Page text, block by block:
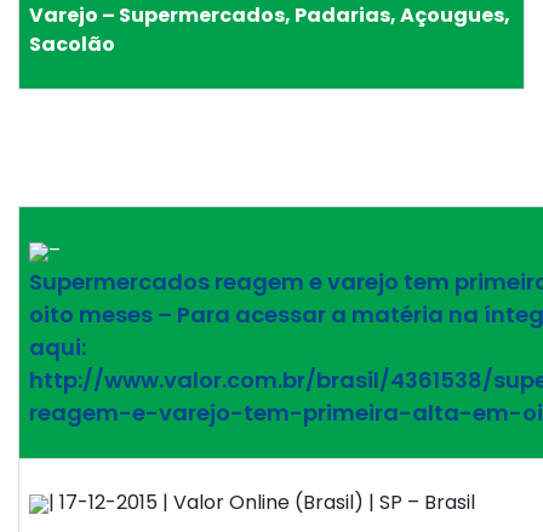
Varejo – Supermercados, Padarias, Açougues,
Sacolão
–
Supermercados reagem e varejo tem
oito meses – Para acessar a matéria na
aqui:
http://www.valor.com.br/brasil/4361538/
reagem-e-varejo-tem-primeira-alta-em-
| 17-12-2015 | Valor Online (Brasil) | SP – Brasil